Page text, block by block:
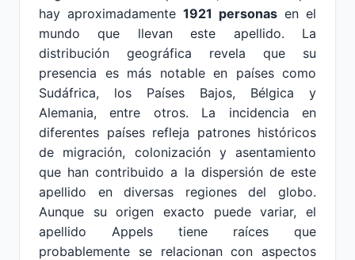
hay aproximadamente 1921 personas en el
mundo que llevan este apellido. La
distribución geográfica revela que su
presencia es más notable en países como
Sudáfrica, los Países Bajos, Bélgica y
Alemania, entre otros. La incidencia en
diferentes países refleja patrones históricos
de migración, colonización y asentamiento
que han contribuido a la dispersión de este
apellido en diversas regiones del globo.
Aunque su origen exacto puede variar, el
apellido Appels tiene raíces que
probablemente se relacionan con aspectos